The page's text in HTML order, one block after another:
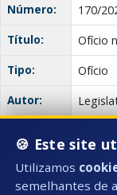
Número:
170/
Título:
Ofício
Tipo:
Ofício
Autor:
Anexo(s):
🍪 Este site
Utilizamos
semelhantes de